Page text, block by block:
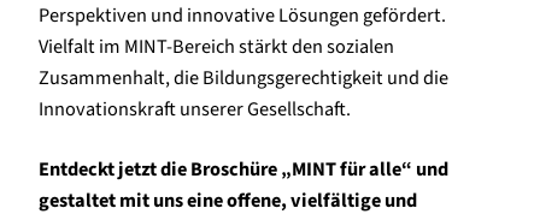
Perspektiven und innovative Lösungen gefördert.
Vielfalt im MINT-Bereich stärkt den sozialen
Zusammenhalt, die Bildungsgerechtigkeit und die
Innovationskraft unserer Gesellschaft.
Entdeckt jetzt die Broschüre „MINT für alle“ und
gestaltet mit uns eine offene, vielfältige und